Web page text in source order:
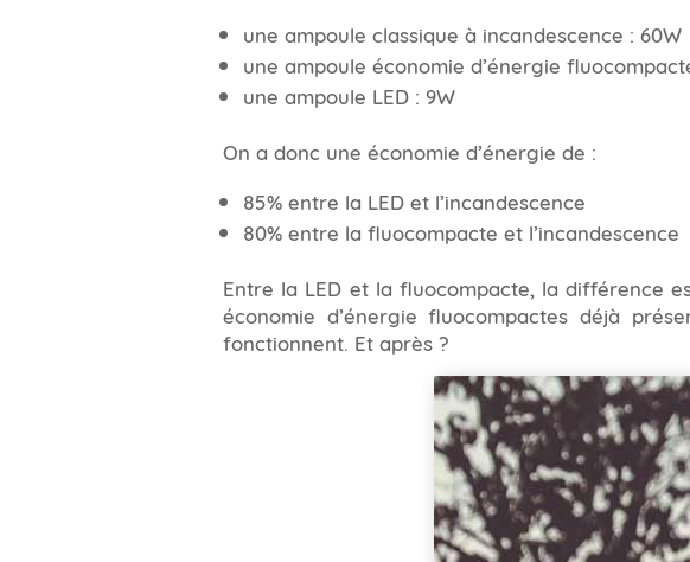
une ampoule classique à incandescence : 60W
une ampoule économie d’énergie
une ampoule LED : 9W
On a donc une économie d’énergie de :
85% entre la LED et l’incandescence
80% entre la fluocompacte et l’incandescence
Entre la LED et la fluocompacte, la différence
économie d’énergie fluocompactes déjà
fonctionnent. Et après ?